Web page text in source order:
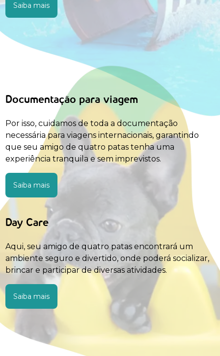
Saiba mais
Documentação para viagem
Por isso, cuidamos de toda a documentação
necessária para viagens internacionais, garantindo
que seu amigo de quatro patas tenha uma
experiência tranquila e sem imprevistos.
Saiba mais
Day Care
Aqui, seu amigo de quatro patas encontrará um
ambiente seguro e divertido, onde poderá socializar,
brincar e participar de diversas atividades.
Saiba mais